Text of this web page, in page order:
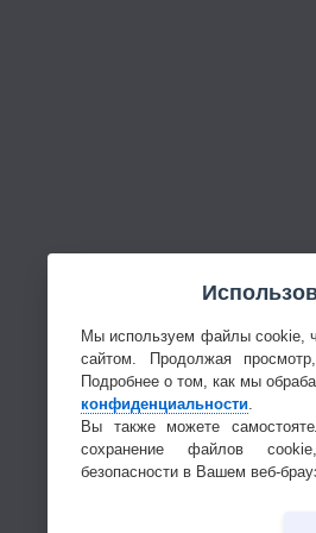
Мы используем файлы cookie,
сайтом. Продолжая
Подробнее о том, как мы
конфиденциальности
Вы также можете
сохранение файлов
безопасности в Вашем веб-